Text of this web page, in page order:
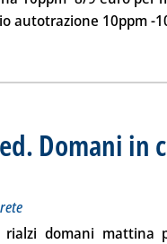
autotrazione 10ppm-
tutta la notizia:
Domani in
rialzi domani mattina